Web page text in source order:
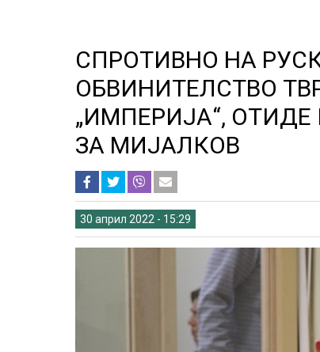
СПРОТИВНО НА
ОБВИНИТЕЛСТВО
„ИМПЕРИЈА“,
ЗА МИЈАЛКОВ
30 април 2022 - 15:29